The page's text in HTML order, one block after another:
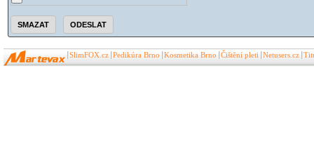
SlimFOX.cz Pedikúra Brno Kosmetika Brno Čištění pleti Netusers.cz